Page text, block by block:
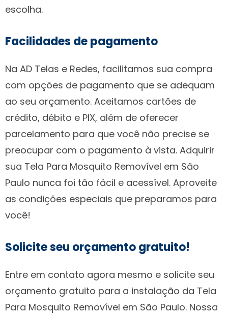
escolha.
Facilidades de pagamento
Na AD Telas e Redes, facilitamos sua compra
com opções de pagamento que se adequam
ao seu orçamento. Aceitamos cartões de
crédito, débito e PIX, além de oferecer
parcelamento para que você não precise se
preocupar com o pagamento à vista. Adquirir
sua Tela Para Mosquito Removível em São
Paulo nunca foi tão fácil e acessível. Aproveite
as condições especiais que preparamos para
você!
Solicite seu orçamento gratuito!
Entre em contato agora mesmo e solicite seu
orçamento gratuito para a instalação da Tela
Para Mosquito Removível em São Paulo. Nossa